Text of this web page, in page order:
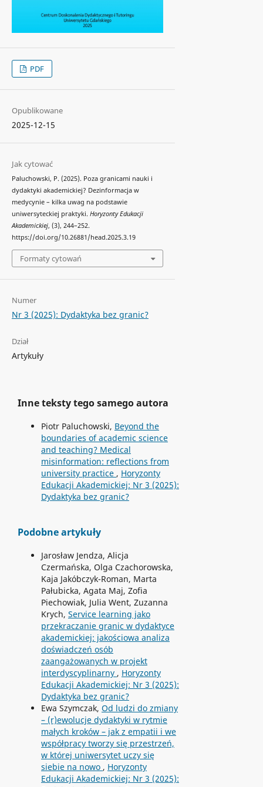
PDF
Opublikowane
2025-12-15
Jak cytować
Paluchowski, P. (2025). Poza granicami nauki i
dydaktyki akademickiej? Dezinformacja w
medycynie – kilka uwag na podstawie
uniwersyteckiej praktyki. Horyzonty Edukacji
Akademickiej, (3), 244–252.
https://doi.org/10.26881/head.2025.3.19
Formaty cytowań
Numer
Nr 3 (2025): Dydaktyka bez granic?
Dział
Artykuły
Inne teksty tego samego autora
Piotr Paluchowski, Beyond the
boundaries of academic science
and teaching? Medical
misinformation: reflections from
university practice , Horyzonty
Edukacji Akademickiej: Nr 3 (2025):
Dydaktyka bez granic?
Podobne artykuły
Jarosław Jendza, Alicja
Czermańska, Olga Czachorowska,
Kaja Jakóbczyk-Roman, Marta
Pałubicka, Agata Maj, Zofia
Piechowiak, Julia Went, Zuzanna
Krych, Service learning jako
przekraczanie granic w dydaktyce
akademickiej: jakościowa analiza
doświadczeń osób
zaangażowanych w projekt
interdyscyplinarny , Horyzonty
Edukacji Akademickiej: Nr 3 (2025):
Dydaktyka bez granic?
Ewa Szymczak, Od ludzi do zmiany
– (r)ewolucje dydaktyki w rytmie
małych kroków – jak z empatii i we
współpracy tworzy się przestrzeń,
w której uniwersytet uczy się
siebie na nowo , Horyzonty
Edukacji Akademickiej: Nr 3 (2025):